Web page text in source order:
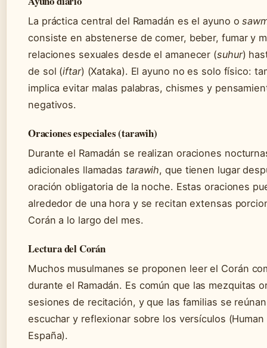
La práctica central del Ramadán es el ayuno o
consiste en abstenerse de comer, beber, fumar y
relaciones sexuales desde el amanecer (suhur)
de sol (iftar) (Xataka). El ayuno no es solo físico:
implica evitar malas palabras, chismes y
negativos.
Oraciones especiales (tarawih)
Durante el Ramadán se realizan oraciones
adicionales llamadas tarawih, que tienen lugar
oración obligatoria de la noche. Estas oraciones
alrededor de una hora y se recitan extensas
Corán a lo largo del mes.
Lectura del Corán
Muchos musulmanes se proponen leer el Corán
durante el Ramadán. Es común que las mezquitas
sesiones de recitación, y que las familias se
escuchar y reflexionar sobre los versículos (Human
España).